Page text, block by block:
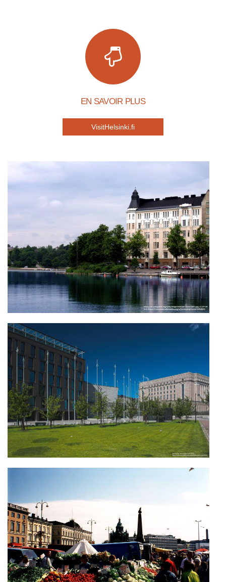
EN SAVOIR PLUS
VisitHelsinki.fi